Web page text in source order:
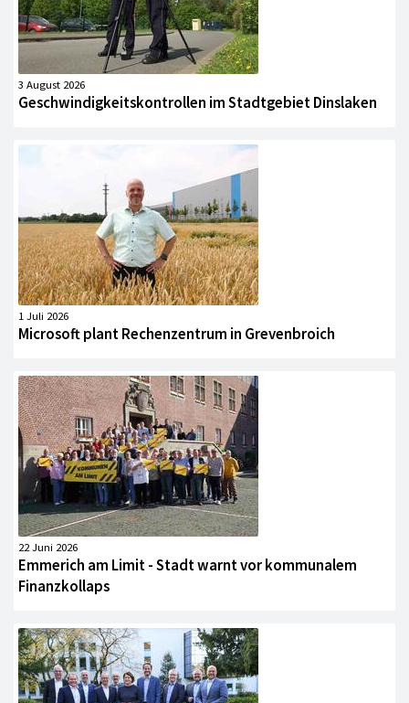
3 August 2026
Geschwindigkeitskontrollen im Stadtgebiet Dinslaken
1 Juli 2026
Microsoft plant Rechenzentrum in Grevenbroich
22 Juni 2026
Emmerich am Limit - Stadt warnt vor kommunalem
Finanzkollaps